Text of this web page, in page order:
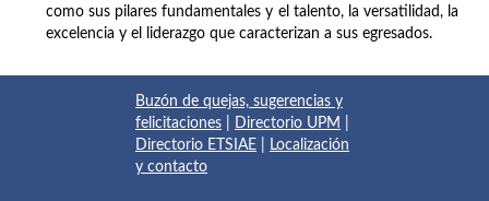
como sus pilares fundamentales y el talento, la versatilidad, la
excelencia y el liderazgo que caracterizan a sus egresados.
Buzón de quejas, sugerencias y
felicitaciones
Directorio UPM
Directorio ETSIAE
Localización
y contacto